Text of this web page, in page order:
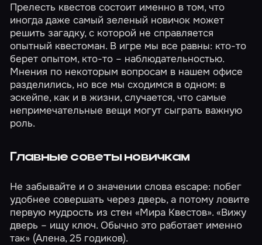
Прелесть квестов состоит именно в том, что
иногда даже самый зеленый новичок может
решить загадку, с которой не справляется
опытный квестоман. В игре мы все равны: кто-то
берет опытом, кто-то – наблюдательностью.
Мнения по некоторым вопросам в нашем офисе
разделились, но все мы сходимся в одном: в
эскейпе, как и в жизни, случается, что самые
непримечательные вещи могут сыграть важную
роль.
Главные советы новичкам
Не забывайте и о значении слова escape: побег
удобнее совершать через дверь, а потому ловите
первую мудрость из стен «Мира Квестов». «Вижу
дверь – ищу ключ. Обычно это работает именно
так» (Алена, 25 годиков).